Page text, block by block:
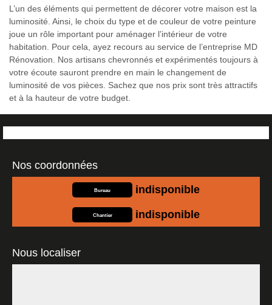
L’un des éléments qui permettent de décorer votre maison est la
luminosité. Ainsi, le choix du type et de couleur de votre peinture
joue un rôle important pour aménager l’intérieur de votre
habitation. Pour cela, ayez recours au service de l’entreprise MD
Rénovation. Nos artisans chevronnés et expérimentés toujours à
votre écoute sauront prendre en main le changement de
luminosité de vos pièces. Sachez que nos prix sont très attractifs
et à la hauteur de votre budget.
Nos coordonnées
Bureau indisponible
Chantier indisponible
Nous localiser